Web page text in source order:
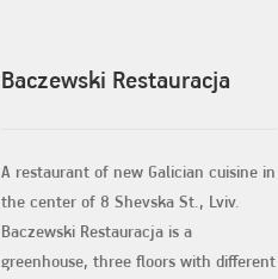
Baczewski Restauracja
A restaurant of new Galician cuisine in
the center of 8 Shevska St., Lviv.
Baczewski Restauracja is a
greenhouse, three floors with different